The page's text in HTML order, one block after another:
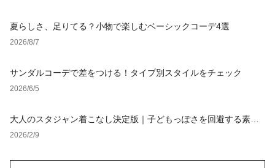
夏らしさ、足りてる？小物で楽しむベーシックコーデ4選
2026/8/7
サンダルコーデで差をつける！タイプ別スタイルをチェック
2026/6/5
大人のスタジャン着こなし決定版｜子どもっぽさを回避する素材
選びと定番コーデ【レディース・メンズ】
2026/2/9